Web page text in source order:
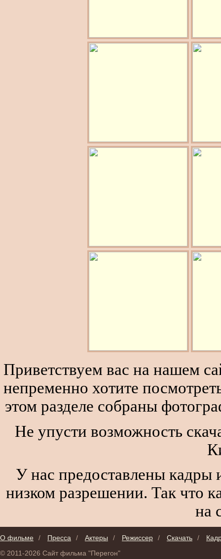
Приветствуем вас на нашем
непременно хотите
этом разделе собраны
Не упусти возможность
У нас предоставлены кадры
низком разрешении. Так что
на
О фильме / Пресса / Актеры / Режиссер / Скачать /
© 2011-2026 Сайт фильма "Перегон"